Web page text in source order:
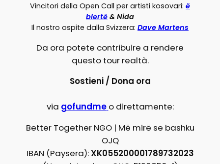
Vincitori della Open Call per artisti kosovari: ë
blertë & Nida
Il nostro ospite dalla Svizzera: Dave Martens
Da ora potete contribuire a rendere
questo tour realtà.
Sostieni / Dona ora
via gofundme o direttamente:
Better Together NGO | Më mirë se bashku
OJQ
IBAN (Paysera):XK055200001789732023